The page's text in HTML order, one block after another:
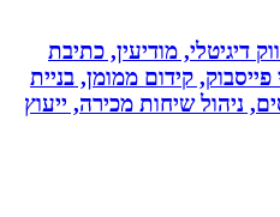
מודיעין, כתיבת
קידום ממומן, בניית
שיחות מכירה, ייעוץ